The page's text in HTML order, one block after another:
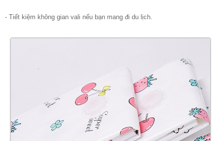
- Tiết kiệm không gian vali nếu bạn mang đi du lịch.